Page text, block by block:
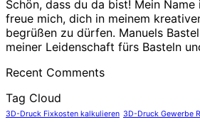
Schön, dass du da bist! Mein
freue mich, dich in meinem
begrüßen zu dürfen. Manuels
meiner Leidenschaft fürs Basteln
Recent Comments
Tag Cloud
3D-Druck Fixkosten kalkulieren 3D-Druck Gewerbe